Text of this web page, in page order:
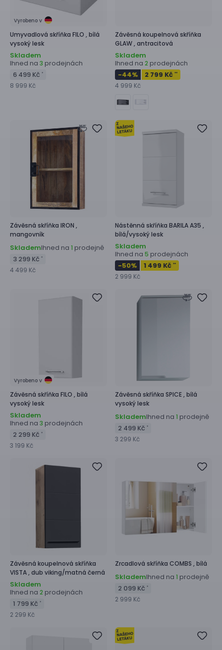
Vyrobeno v
Umyvadlová skříňka FILO , bílá
vysoký lesk
Skladem
Ihned na 3 prodejnách
6 499 Kč *
8 999 Kč
Závěsná koupelnová skříňka
GLAW , antracitová
Skladem
Ihned na 2 prodejnách
-44% 2 799 Kč **
4 999 Kč
Závěsná skříňka IRON ,
mangovník
SklademIhned na 1 prodejně
3 299 Kč *
4 499 Kč
Nástěnná skříňka BARILA A35 ,
bílá/vysoký lesk
Skladem
Ihned na 5 prodejnách
-50% 1 499 Kč **
2 999 Kč
Vyrobeno v
Závěsná skříňka FILO , bílá
vysoký lesk
Skladem
Ihned na 3 prodejnách
2 299 Kč *
3 199 Kč
Závěsná skříňka SPICE , bílá
vysoký lesk
SklademIhned na 1 prodejně
2 499 Kč *
3 299 Kč
Závěsná koupelnová skříňka
VISTA , dub viking/matná černá
Skladem
Ihned na 2 prodejnách
1 799 Kč *
2 299 Kč
Zrcadlová skříňka COMBS , bílá
SklademIhned na 1 prodejně
2 099 Kč *
2 999 Kč